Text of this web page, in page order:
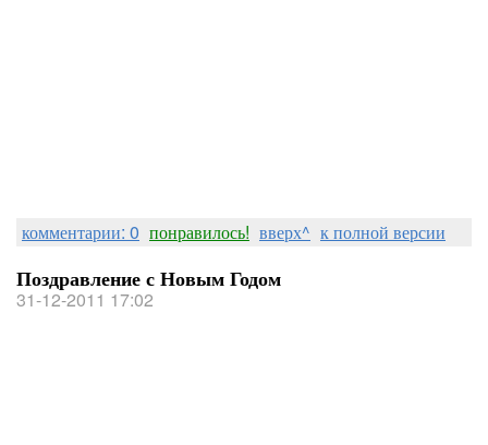
комментарии: 0 понравилось! вверх^ к полной версии
Поздравление с Новым Годом
31-12-2011 17:02